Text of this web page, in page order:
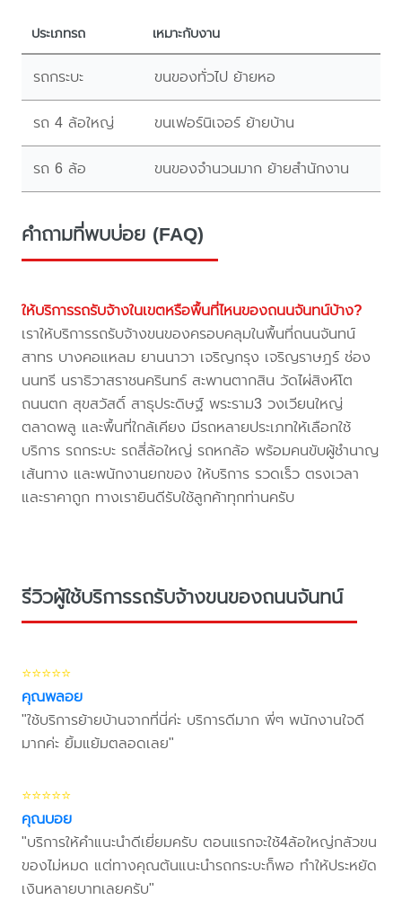
ประเภทรถ เหมาะกับงาน
รถกระบะ ขนของทั่วไป ย้ายหอ
รถ 4 ล้อใหญ่ ขนเฟอร์นิเจอร์ ย้ายบ้าน
รถ 6 ล้อ ขนของจำนวนมาก ย้ายสำนักงาน
คำถามที่พบบ่อย (FAQ)
ให้บริการรถรับจ้างในเขตหรือพื้นที่ไหนของถนนจันทน์บ้าง?
เราให้บริการรถรับจ้างขนของครอบคลุมในพื้นที่ถนนจันทน์
สาทร บางคอแหลม ยานนาวา เจริญกรุง เจริญราษฎร์ ช่อง
นนทรี นราธิวาสราชนครินทร์ สะพานตากสิน วัดไผ่สิงห์โต
ถนนตก สุขสวัสดิ์ สาธุประดิษฐ์ พระราม3 วงเวียนใหญ่
ตลาดพลู และพื้นที่ใกล้เคียง มีรถหลายประเภทให้เลือกใช้
บริการ รถกระบะ รถสี่ล้อใหญ่ รถหกล้อ พร้อมคนขับผู้ชำนาญ
เส้นทาง และพนักงานยกของ ให้บริการ รวดเร็ว ตรงเวลา
และราคาถูก ทางเรายินดีรับใช้ลูกค้าทุกท่านครับ
รีวิวผู้ใช้บริการรถรับจ้างขนของถนนจันทน์
⭐⭐⭐⭐⭐
คุณพลอย
"ใช้บริการย้ายบ้านจากที่นี่ค่ะ บริการดีมาก พี่ๆ พนักงานใจดี
มากค่ะ ยิ้มแย้มตลอดเลย"
⭐⭐⭐⭐⭐
คุณบอย
"บริการให้คำแนะนำดีเยี่ยมครับ ตอนแรกจะใช้4ล้อใหญ่กลัวขน
ของไม่หมด แต่ทางคุณต้นแนะนำรถกระบะก็พอ ทำให้ประหยัด
เงินหลายบาทเลยครับ"